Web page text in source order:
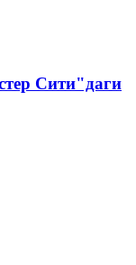
Сити"даги